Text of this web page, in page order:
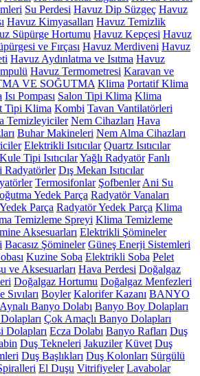
Su Perdesi Havuz Dip Süzgeç Havuz
Havuz Kimyasalları Havuz Temizlik
Süpürge Hortumu Havuz Kepçesi Havuz
ve Fırçası Havuz Merdiveni Havuz
Havuz Aydınlatma ve Isıtma Havuz
Havuz Termometresi Karavan ve
VE SOĞUTMA Klima Portatif Klima
Isı Pompası Salon Tipi Klima Klima
Tipi Klima Kombi Tavan Vantilatörleri
Temizleyiciler Nem Cihazları Hava
Buhar Makineleri Nem Alma Cihazları
Elektrikli Isıtıcılar Quartz Isıtıcılar
Kule Tipi IsıtıcılarYağlı Radyatör Fanlı
Radyatörler Dış Mekan Isıtıcılar
Termosifonlar Şofbenler Ani Su
Yedek Parça Radyatör Vanaları
Parça Radyatör Yedek Parça Klima
Temizleme Spreyi Klima Temizleme
Aksesuarları Elektrikli Şömineler
Bacasız Şömineler Güneş Enerji Sistemleri
Kuzine Soba Elektrikli Soba Pelet
ve Aksesuarları Hava Perdesi Doğalgaz
Doğalgaz Hortumu Doğalgaz Menfezleri
Sıvıları Boyler Kalorifer Kazanı BANYO
Aynalı Banyo Dolabı Banyo Boy Dolapları
Çok Amaçlı Banyo Dolapları
Dolapları Ecza Dolabı Banyo Rafları Duş
Duş Tekneleri Jakuziler Küvet Duş
Duş Başlıkları Duş Kolonları Sürgülü
El Duşu Vitrifiyeler Lavabolar